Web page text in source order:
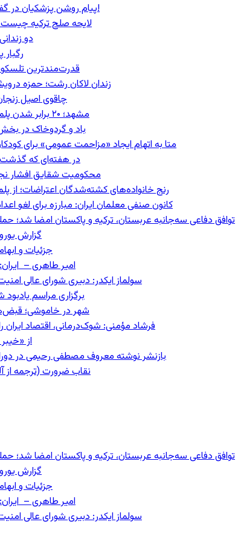
پیام روشن پزشکیان در گفت‌و‌گوی تصویری با مرد نامرئی: من هستم!
لایحه صلح ترکیه چیست
دو
قدرت‌مندترین
زندان لاکان رشت؛ حمزه
چاقوی اصیل
مشهد؛ ۲۰ برابر شدن پلمب واحدهای صنفی نسبت به سال گذشته
باد و گردوخاک در
متا به اتهام ایجاد «مزاحمت عمومی» برای کودکان به پرداخت ۵۶۷
در هفته‌ای که
محکومیت شقایق افشار نجفی هنرمند
رنج خانواده‌های کشته‌شدگان اعتراضات؛ از
کانون صنفی معلمان ایران: مبارزه برای لغو
توافق دفاعی سه‌جانبه عربستان، ترکیه و پاکستان امضا
گزارش
جزئیات و
امیر طاهری –
سولماز ایکدر: دبیری شورای عالی
برگزاری مراسم
شهر در خاموشی؛
فرشاد مؤمنی: شوک‌درمانی، اقتصاد
از
بازنشر نوشته معروف مصطفی رحیمی در
نقاب ضرورت (ترجمه از
توافق دفاعی سه‌جانبه عربستان، ترکیه و پاکستان امضا
گزارش
جزئیات و
امیر طاهری –
سولماز ایکدر: دبیری شورای عالی